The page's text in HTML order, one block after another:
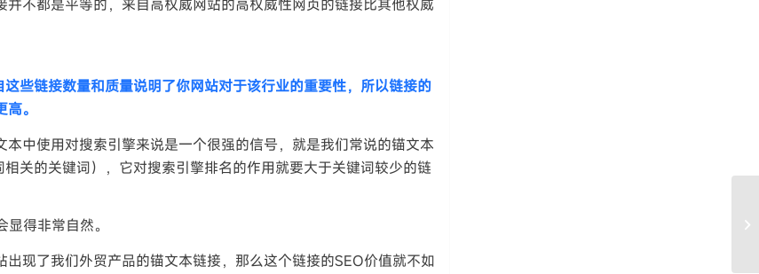
不都是平等的，来自高权威网站的高权威性网页的链接比其他权威
些链接数量和质量说明了你网站对于该行业的重要性，所以链接的
。
中使用对搜索引擎来说是一个很强的信号，就是我们常说的锚文本
关的关键词），它对搜索引擎排名的作用就要大于关键词较少的链
显得非常自然。
现了我们外贸产品的锚文本链接，那么这个链接的SEO价值就不如